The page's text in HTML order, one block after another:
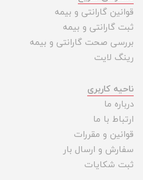
قوانین گارانتی و بیمه
ثبت گارانتی و بیمه
بررسی صحت گارانتی و بیمه
رینگ لایت
ناحیه کاربری
درباره ما
ارتباط با ما
قوانین و مقررات
سفارش و ارسال بار
ثبت شکایات